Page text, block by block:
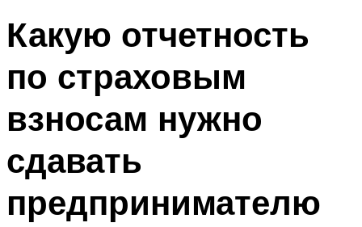
Какую отчетность
по страховым
взносам нужно
сдавать
предпринимателю